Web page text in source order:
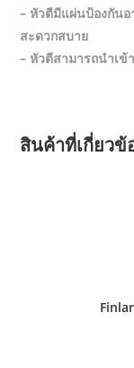
– หัวตีมีแผ่นป้องกันอ
สะดวกสบาย
– หัวตีสามารถนำเข้
สินค้าที่เกี่ยวข้